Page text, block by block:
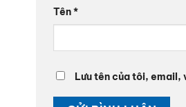
Tên*
Lưu tên của tôi, email,